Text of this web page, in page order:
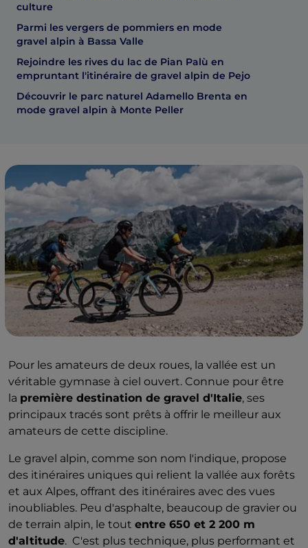
culture
Parmi les vergers de pommiers en mode
gravel alpin à Bassa Valle
Rejoindre les rives du lac de Pian Palù en
empruntant l'itinéraire de gravel alpin de Pejo
Découvrir le parc naturel Adamello Brenta en
mode gravel alpin à Monte Peller
Pour les amateurs de deux roues, la vallée est un
véritable gymnase à ciel ouvert. Connue pour être
la première destination de gravel d'Italie, ses
principaux tracés sont prêts à offrir le meilleur aux
amateurs de cette discipline.
Le gravel alpin, comme son nom l'indique, propose
des itinéraires uniques qui relient la vallée aux forêts
et aux Alpes, offrant des itinéraires avec des vues
inoubliables. Peu d'asphalte, beaucoup de gravier ou
de terrain alpin, le tout entre 650 et 2 200 m
d'altitude. C'est plus technique, plus performant et